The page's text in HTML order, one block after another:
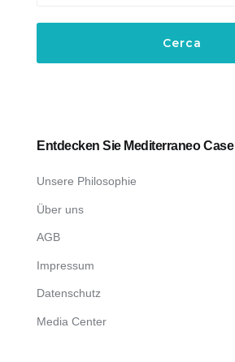
Entdecken Sie Mediterraneo Case
Unsere Philosophie
Über uns
AGB
Impressum
Datenschutz
Media Center